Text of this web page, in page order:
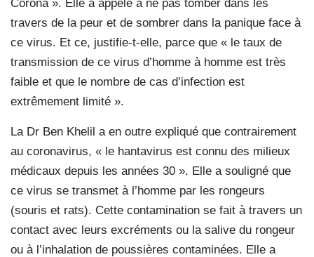
Corona ». Elle a appelé à ne pas tomber dans les
travers de la peur et de sombrer dans la panique face à
ce virus. Et ce, justifie-t-elle, parce que « le taux de
transmission de ce virus d’homme à homme est très
faible et que le nombre de cas d’infection est
extrêmement limité ».
La Dr Ben Khelil a en outre expliqué que contrairement
au coronavirus, « le hantavirus est connu des milieux
médicaux depuis les années 30 ». Elle a souligné que
ce virus se transmet à l’homme par les rongeurs
(souris et rats). Cette contamination se fait à travers un
contact avec leurs excréments ou la salive du rongeur
ou à l’inhalation de poussières contaminées. Elle a